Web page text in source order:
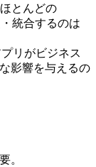
とんどの
統合するのは
リがビジネス
影響を与えるの
。